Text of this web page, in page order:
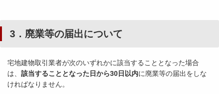
3．廃業等の届出について
宅地建物取引業者が次のいずれかに該当することとなった場合
は、 該当することとなった日から30日以内に廃業等の届出をしな
ければなりません。